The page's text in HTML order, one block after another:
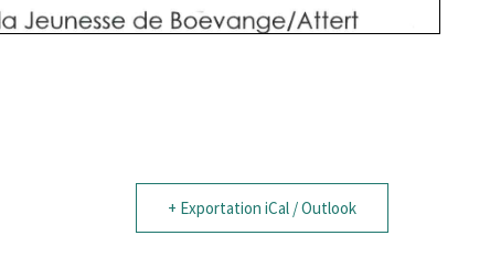
+ Exportation iCal / Outlook